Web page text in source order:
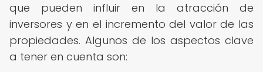
que pueden influir en la atracción de
inversores y en el incremento del valor de las
propiedades. Algunos de los aspectos clave
a tener en cuenta son: